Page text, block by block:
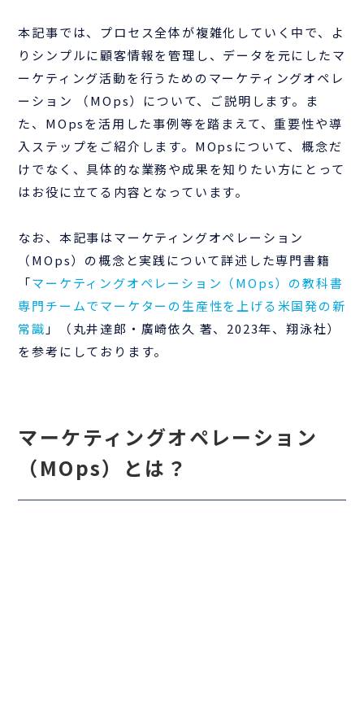
本記事では、プロセス全体が複雑化していく中で、よ
りシンプルに顧客情報を管理し、データを元にしたマ
ーケティング活動を行うためのマーケティングオペレ
ーション （MOps）について、ご説明します。ま
た、MOpsを活用した事例等を踏まえて、重要性や導
入ステップをご紹介します。MOpsについて、概念だ
けでなく、具体的な業務や成果を知りたい方にとって
はお役に立てる内容となっています。
なお、本記事はマーケティングオペレーション
（MOps）の概念と実践について詳述した専門書籍
「マーケティングオペレーション（MOps）の教科書
専門チームでマーケターの生産性を上げる米国発の新
常識 」（丸井達郎・廣崎依久 著、2023年、翔泳社）
を参考にしております。
マーケティングオペレーション
（MOps）とは？